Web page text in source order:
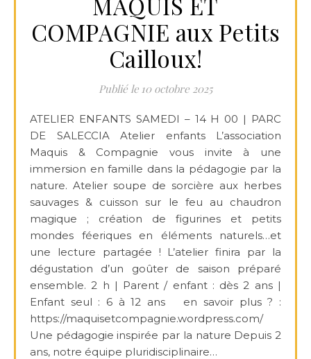
COMPAGNIE aux Petits
Cailloux!
10 octobre 2025
ATELIER ENFANTS SAMEDI – 14 H 00 | PARC
DE SALECCIA Atelier enfants L’association
Maquis & Compagnie vous invite à une
immersion en famille dans la pédagogie par la
nature. Atelier soupe de sorcière aux herbes
sauvages & cuisson sur le feu au chaudron
magique ; création de figurines et petits
mondes féeriques en éléments naturels…et
une lecture partagée ! L’atelier finira par la
dégustation d’un goûter de saison préparé
ensemble. 2 h | Parent / enfant : dès 2 ans |
Enfant seul : 6 à 12 ans en savoir plus ? :
https://maquisetcompagnie.wordpress.com/
Une pédagogie inspirée par la nature Depuis 2
ans, notre équipe pluridisciplinaire…